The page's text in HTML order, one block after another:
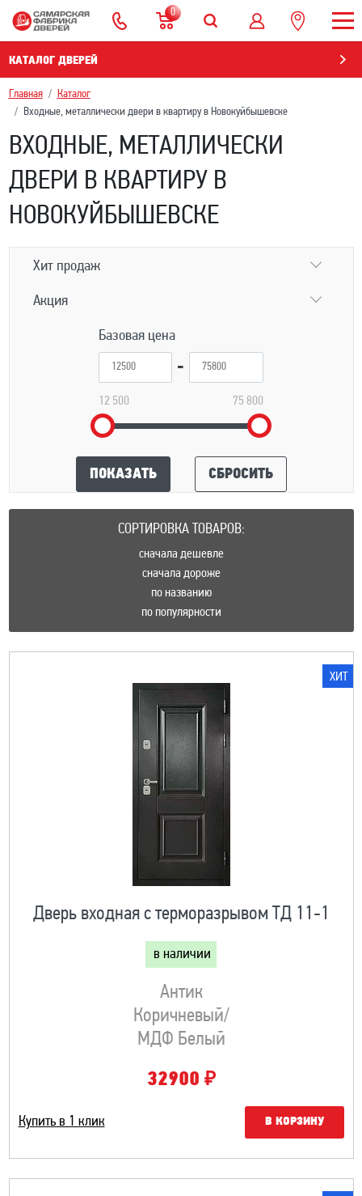
0
КАТАЛОГ ДВЕРЕЙ
Главная
Каталог
Входные, металлически двери в квартиру в Новокуйбышевскe
ВХОДНЫЕ, МЕТАЛЛИЧЕСКИ
ДВЕРИ В КВАРТИРУ В
НОВОКУЙБЫШЕВСКE
Хит продаж
Акция
Базовая цена
12 500 75 800
ПОКАЗАТЬ СБРОСИТЬ
СОРТИРОВКА ТОВАРОВ:
сначала дешевле
сначала дороже
по названию
по популярности
ХИТ
Дверь входная с терморазрывом ТД 11-1
в наличии
Антик
Коричневый/
МДФ Белый
32900 ₽
Купить в 1 клик В КОРЗИНУ